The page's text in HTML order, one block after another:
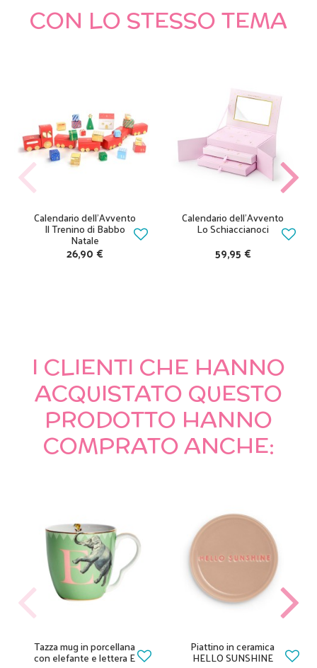
CON LO STESSO TEMA
Calendario dell'Avvento
Il Trenino di Babbo
Natale
26,90 €
Calendario dell'Avvento
Lo Schiaccianoci
59,95 €
I CLIENTI CHE HANNO
ACQUISTATO QUESTO
PRODOTTO HANNO
COMPRATO ANCHE:
Tazza mug in porcellana
con elefante e lettera E
Piattino in ceramica
HELLO SUNSHINE